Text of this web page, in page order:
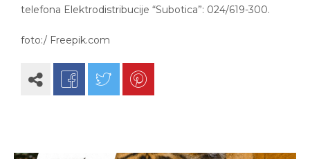
telefona Elektrodistribucije “Subotica”: 024/619-300.
foto:/ Freepik.com